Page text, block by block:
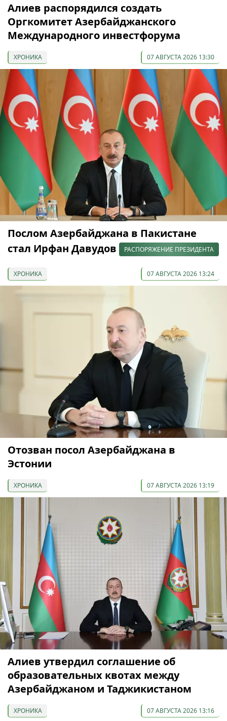
Алиев распорядился создать
Оргкомитет Азербайджанского
Международного инвестфорума
ХРОНИКА 07 АВГУСТА 2026 13:30
Послом Азербайджана в Пакистане
стал Ирфан Давудов
РАСПОРЯЖЕНИЕ ПРЕЗИДЕНТА
ХРОНИКА 07 АВГУСТА 2026 13:24
Отозван посол Азербайджана в
Эстонии
ХРОНИКА 07 АВГУСТА 2026 13:19
Алиев утвердил соглашение об
образовательных квотах между
Азербайджаном и Таджикистаном
ХРОНИКА 07 АВГУСТА 2026 13:16